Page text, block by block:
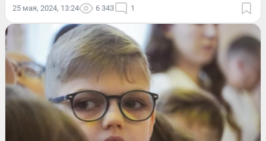
25 мая, 2024, 13:24 6 343 1